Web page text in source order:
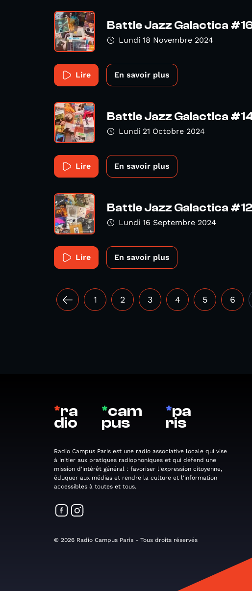
Battle Jazz Galactica
Lundi 18 Novembre 2024
Lire En savoir plus
Battle Jazz Galactica
Lundi 21 Octobre 2024
Lire En savoir plus
Battle Jazz Galactica #12
Lundi 16 Septembre 2024
Lire En savoir plus
1 2 3 4 5 6
*ra
dio
*cam
pus
*pa
ris
Radio Campus Paris est une radio associative locale qui vise
à initier aux pratiques radiophoniques et qui défend une
mission d'intérêt général : favoriser l'expression citoyenne,
éduquer aux médias et rendre la culture et l'information
accessibles à toutes et tous.
© 2026 Radio Campus Paris - Tous droits réservés